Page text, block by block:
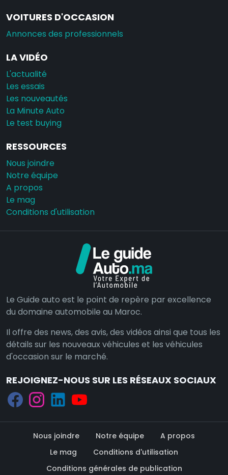
VOITURES D'OCCASION
Annonces des professionnels
LA VIDÉO
L'actualité
Les essais
Les nouveautés
La Minute Auto
Le test buying
RESSOURCES
Nous joindre
Notre équipe
A propos
Le mag
Conditions d'utilisation
Le Guide auto est le point de repère par excellence
du domaine automobile au Maroc.
Il offre des news, des avis, des vidéos ainsi que tous les
détails sur les nouveaux véhicules et les véhicules
d'occasion sur le marché.
REJOIGNEZ-NOUS SUR LES RÉSEAUX SOCIAUX
Nous joindre Notre équipe
A propos
Le mag
Conditions d'utilisation
Conditions générales de publication